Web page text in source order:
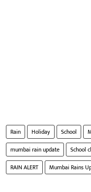
Rain Holiday School
mumbai rain update
School
RAIN ALERT
Mumbai Rains